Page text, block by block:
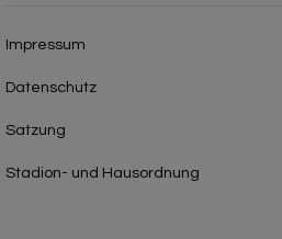
Impressum
Datenschutz
Satzung
Stadion- und Hausordnung